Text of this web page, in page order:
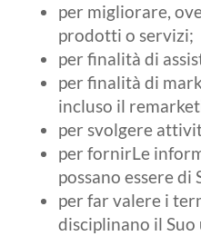
per migliorare,
prodotti o servizi;
per finalità di
per finalità di
incluso il
per svolgere
per fornirLe
possano essere di
per far valere i
disciplinano il